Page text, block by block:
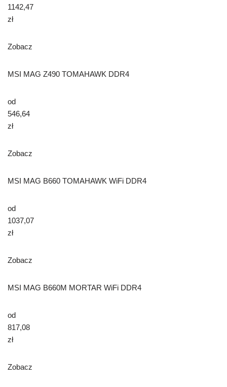
1142,47
zł
Zobacz
MSI MAG Z490 TOMAHAWK DDR4
od
546,64
zł
Zobacz
MSI MAG B660 TOMAHAWK WiFi DDR4
od
1037,07
zł
Zobacz
MSI MAG B660M MORTAR WiFi DDR4
od
817,08
zł
Zobacz